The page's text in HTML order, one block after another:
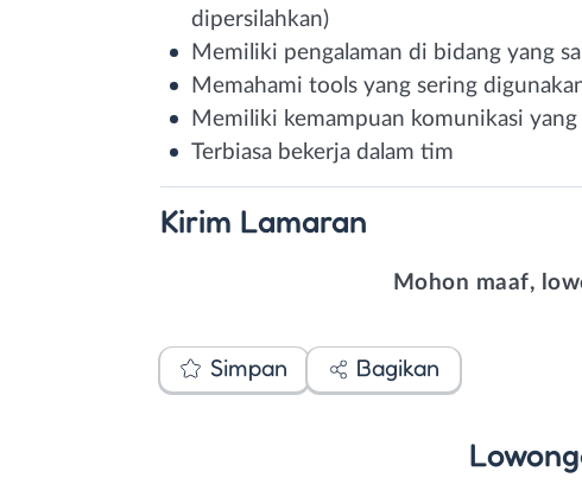
dipersilahkan)
Memiliki pengalaman di bidang yang
Memahami tools yang sering
Memiliki kemampuan komunikasi yang
Terbiasa bekerja dalam tim
Kirim Lamaran
Mohon maaf,
Simpan Bagikan